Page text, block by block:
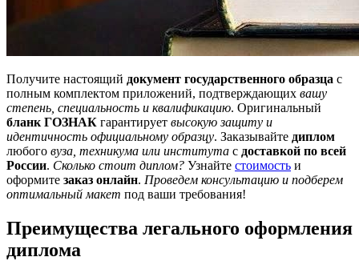
Получите настоящий документ государственного образца с
полным комплектом приложений, подтверждающих вашу
степень, специальность и квалификацию. Оригинальный
бланк ГОЗНАК гарантирует высокую защиту и
идентичность официальному образцу. Заказывайте диплом
любого вуза, техникума или института с доставкой по всей
России. Сколько стоит диплом? Узнайте стоимость и
оформите заказ онлайн. Проведем консультацию и подберем
оптимальный макет под ваши требования!
Преимущества легального оформления
диплома